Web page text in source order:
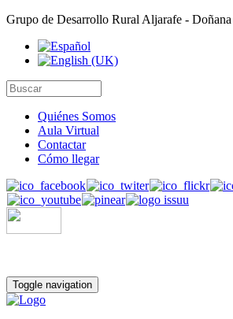
Grupo de Desarrollo Rural Aljarafe - Doñana
Quiénes Somos
Aula Virtual
Contactar
Cómo llegar
Toggle navigation